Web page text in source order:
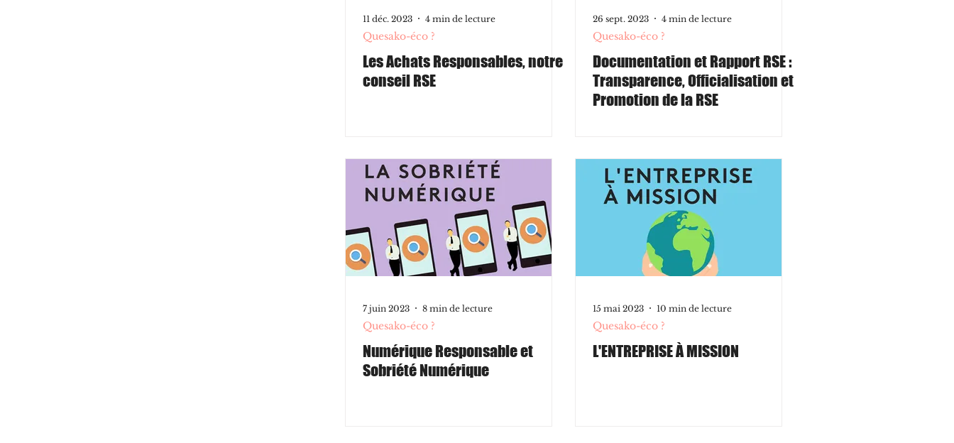
11 déc. 2023 4 min de lecture
Quesako-éco ?
Les Achats Responsables, notre
conseil RSE
26 sept. 2023 4 min de lecture
Quesako-éco ?
Documentation et Rapport RSE :
Transparence, Officialisation et
Promotion de la RSE
7 juin 2023 8 min de lecture
Quesako-éco ?
Numérique Responsable et
Sobriété Numérique
15 mai 2023 10 min de lecture
Quesako-éco ?
L'ENTREPRISE À MISSION